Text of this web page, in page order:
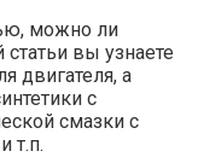
можно ли
вы узнаете
двигателя, а
с
смазки с
т.п.